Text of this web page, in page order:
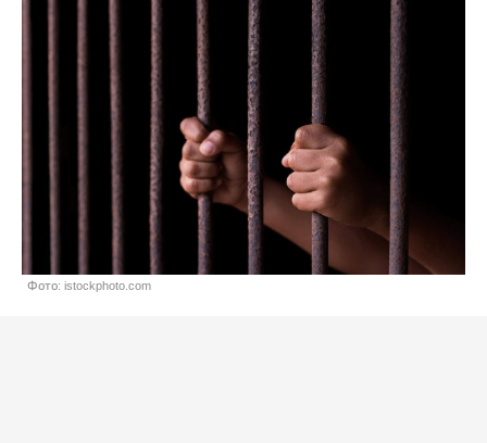
Фото: istockphoto.com